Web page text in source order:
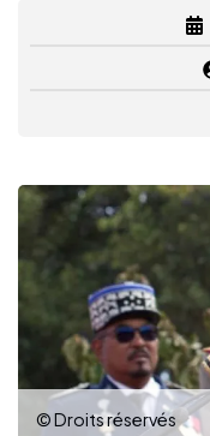
© Droits réservés